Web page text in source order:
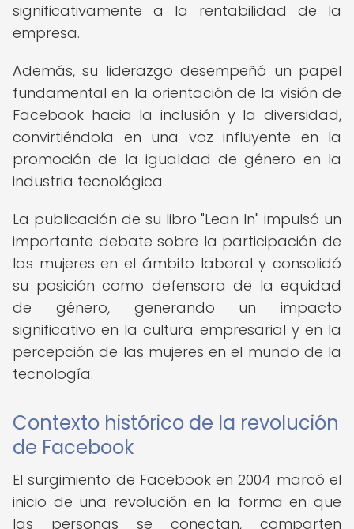
significativamente a la rentabilidad de la
empresa.
Además, su liderazgo desempeñó un papel
fundamental en la orientación de la visión de
Facebook hacia la inclusión y la diversidad,
convirtiéndola en una voz influyente en la
promoción de la igualdad de género en la
industria tecnológica.
La publicación de su libro "Lean In" impulsó un
importante debate sobre la participación de
las mujeres en el ámbito laboral y consolidó
su posición como defensora de la equidad
de género, generando un impacto
significativo en la cultura empresarial y en la
percepción de las mujeres en el mundo de la
tecnología.
Contexto histórico de la revolución
de Facebook
El surgimiento de Facebook en 2004 marcó el
inicio de una revolución en la forma en que
las personas se conectan, comparten